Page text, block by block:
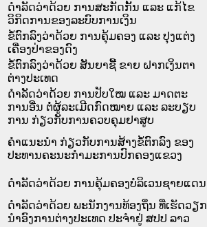
ດຳລັດວ່າດ້ວຍ ການສະກັດກັ້ນ ແລະ ແກ້ໄຂ
ວິກິດການຂອງລະບົບການເງິນ
ຂໍ້ຕົກລົງວ່າດ້ວຍ ການຄຸ້ມຄອງ ແລະ ປຸງແຕ່ງ
ເຄື່ອງປ່າຂອງດົງ
ຂໍ້ຕົກລົງວ່າດ້ວຍ ສັນຍາຊື້ ຂາຍ ຝາກເງິນຕາ
ຕ່າງປະເທດ
ດຳລັດວ່າດ້ວຍ ການປັບໃໝ ແລະ ມາດຕະ
ການອື່ນ ຕໍ່ຜູ້ລະເມີດກົດໝາຍ ແລະ ລະບຽບ
ການ ກ່ຽວກັບການຄວບຄຸມຢາສູບ
ຄຳແນະນຳ ກ່ຽວກັບການສ້າງຂໍ້ຕົກລົງ ຂອງ
ປະທານຄະນະກຳມະການປົກຄອງແຂວງ
ດຳລັດວ່າດ້ວຍ ການຄຸ້ມຄອງບໍລິເວນຊາຍແດນ
ດຳລັດວ່າດ້ວຍ ພະນັກງານທ້ອງຖິ່ນ ທີ່ເຮັດວຽກ
ນຳອົງການຕ່າງປະເທດ ປະຈຳຢູ່ ສປປ ລາວ